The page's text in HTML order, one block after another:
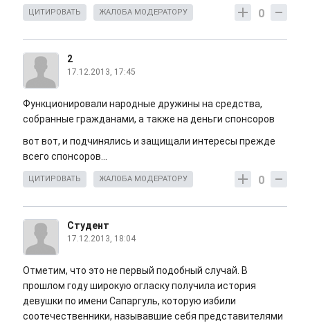
0
ЦИТИРОВАТЬ ЖАЛОБА МОДЕРАТОРУ
2
17.12.2013, 17:45
Функционировали народные дружины на средства,
собранные гражданами, а также на деньги спонсоров
вот вот, и подчинялись и защищали интересы прежде
всего спонсоров...
0
ЦИТИРОВАТЬ ЖАЛОБА МОДЕРАТОРУ
Студент
17.12.2013, 18:04
Отметим, что это не первый подобный случай. В
прошлом году широкую огласку получила история
девушки по имени Сапаргуль, которую избили
соотечественники, называвшие себя представителями